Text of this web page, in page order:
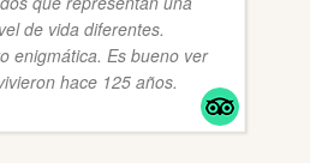
de vida diferentes.
enigmática. Es bueno ver
hace 125 años.